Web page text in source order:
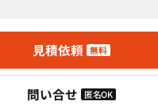
見積依頼 無料
問い合せ 匿名OK